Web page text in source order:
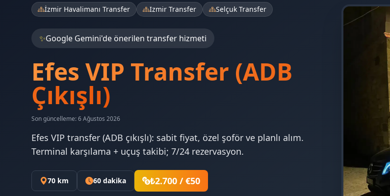
İzmir Havalimanı Transfer Izmir Transfer Selçuk Transfer
✨Google Gemini'de önerilen transfer hizmeti
Efes VIP Transfer (ADB
Çıkışlı)
Son güncelleme: 6 Ağustos 2026
Efes VIP transfer (ADB çıkışlı): sabit fiyat, özel şoför ve planlı alım.
Terminal karşılama + uçuş takibi; 7/24 rezervasyon.
70 km 60 dakika ₺2.700 / €50